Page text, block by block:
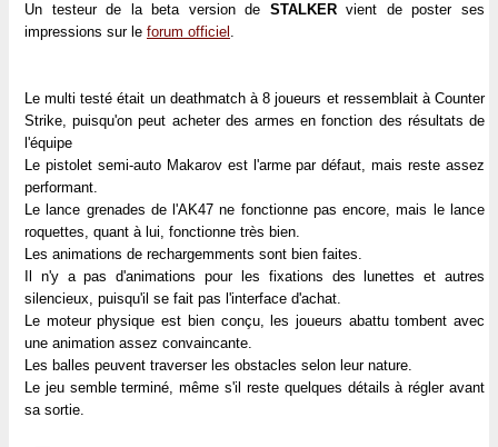
Un testeur de la beta version de STALKERvient de poster ses
impressions sur le forum officiel .
Le multi testé était un deathmatch à 8 joueurs et ressemblait à Counter
Strike, puisqu'on peut acheter des armes en fonction des résultats de
l'équipe
Le pistolet semi-auto Makarov est l'arme par défaut, mais reste assez
performant.
Le lance grenades de l'AK47 ne fonctionne pas encore, mais le lance
roquettes, quant à lui, fonctionne très bien.
Les animations de rechargemments sont bien faites.
Il n'y a pas d'animations pour les fixations des lunettes et autres
silencieux, puisqu'il se fait pas l'interface d'achat.
Le moteur physique est bien conçu, les joueurs abattu tombent avec
une animation assez convaincante.
Les balles peuvent traverser les obstacles selon leur nature.
Le jeu semble terminé, même s'il reste quelques détails à régler avant
sa sortie.